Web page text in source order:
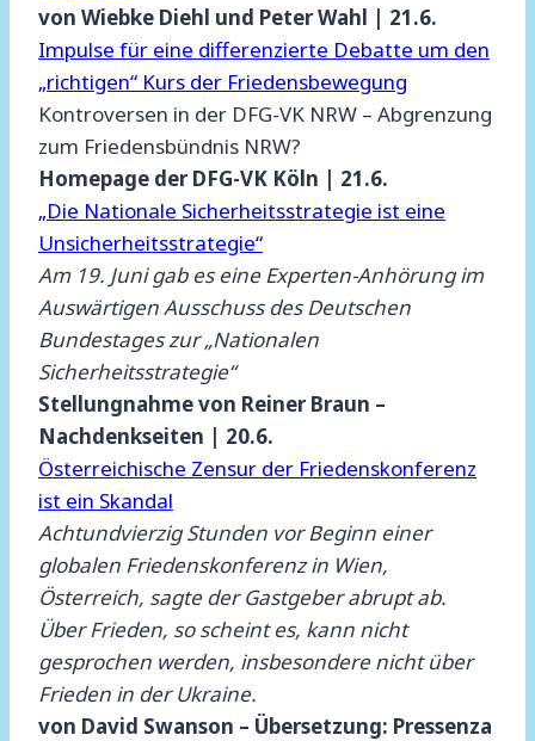
von Wiebke Diehl und Peter Wahl | 21.6.
Impulse für eine differenzierte Debatte um den
„richtigen“ Kurs der Friedensbewegung
Kontroversen in der DFG-VK NRW – Abgrenzung
zum Friedensbündnis NRW?
Homepage der DFG-VK Köln | 21.6.
„Die Nationale Sicherheitsstrategie ist eine
Unsicherheitsstrategie“
Am 19. Juni gab es eine Experten-Anhörung im
Auswärtigen Ausschuss des Deutschen
Bundestages zur „Nationalen
Sicherheitsstrategie“
Stellungnahme von Reiner Braun –
Nachdenkseiten | 20.6.
Österreichische Zensur der Friedenskonferenz
ist ein Skandal
Achtundvierzig Stunden vor Beginn einer
globalen Friedenskonferenz in Wien,
Österreich, sagte der Gastgeber abrupt ab.
Über Frieden, so scheint es, kann nicht
gesprochen werden, insbesondere nicht über
Frieden in der Ukraine.
von David Swanson – Übersetzung: Pressenza